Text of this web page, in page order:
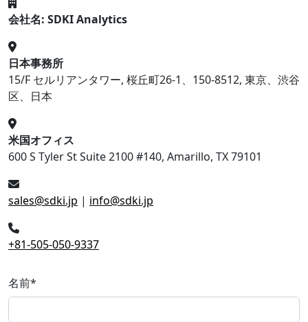
会社名: SDKI Analytics
日本事務所
15/F セルリアンタワー, 桜丘町26-1、150-8512, 東京、渋谷
区、日本
米国オフィス
600 S Tyler St Suite 2100 #140, Amarillo, TX 79101
sales@sdki.jp | info@sdki.jp
+81-505-050-9337
名前*